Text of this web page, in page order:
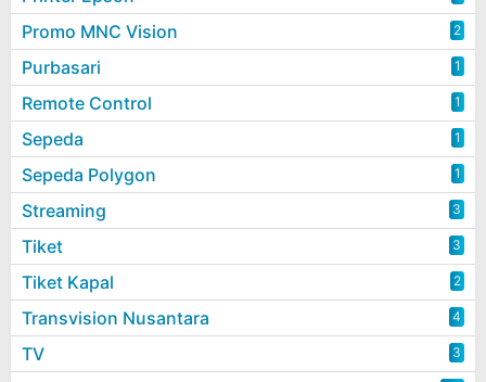
Promo MNC Vision 2
Purbasari 1
Remote Control 1
Sepeda 1
Sepeda Polygon 1
Streaming 3
Tiket 3
Tiket Kapal 2
Transvision Nusantara 4
TV 3